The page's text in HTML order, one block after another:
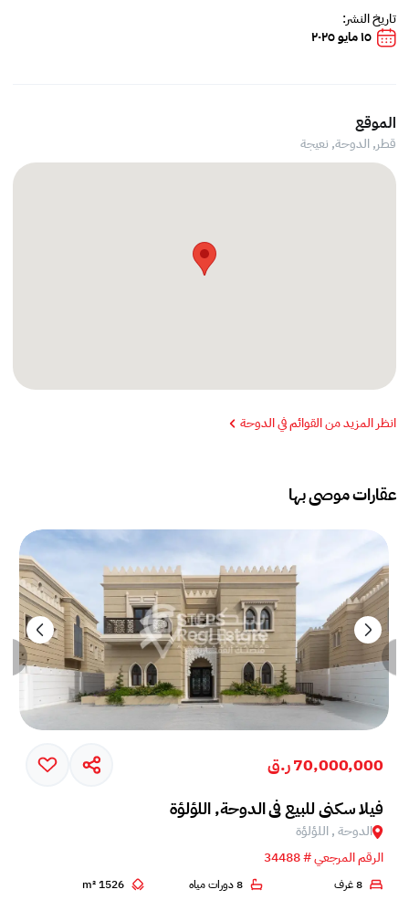
تاريخ النشر:
١٥ مايو ٢٠٢٥
الموقع
قطر, الدوحة, نعيجة
انظر المزيد من القوائم في الدوحة
عقارات موصى بها
70,000,000 ر.ق
فيلا سكني للبيع في الدوحة, اللؤلؤة
الدوحة , اللؤلؤة
الرقم المرجعي # 34488
8 غرف 8 دورات مياه 1526 m²